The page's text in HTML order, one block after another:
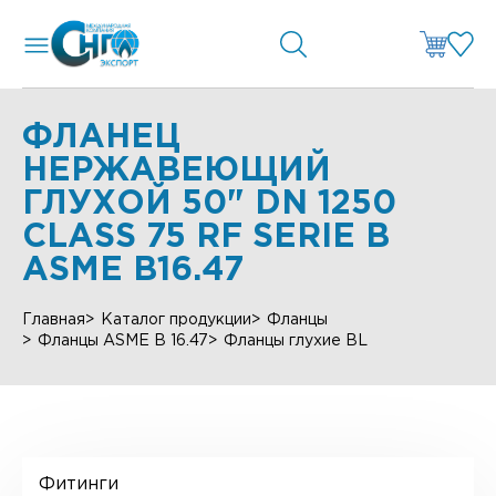
ФЛАНЕЦ
НЕРЖАВЕЮЩИЙ
ГЛУХОЙ 50" DN 1250
CLASS 75 RF SERIE B
ASME B16.47
Главная Каталог продукции
Фланцы
Фланцы ASME B 16.47
Фланцы глухие BL
Фитинги